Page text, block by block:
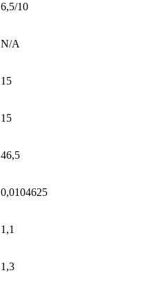
6,5/10
N/A
15
15
46,5
0,0104625
1,1
1,3